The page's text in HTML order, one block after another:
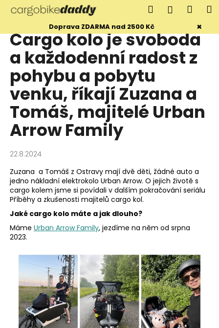
Doprava ZDARMA nad 2500 Kč ×
Hledat
košík
Cargo kolo je svoboda
a každodenní radost z
pohybu a pobytu
venku, říkají Zuzana a
Tomáš, majitelé Urban
Arrow Family
22.8.2024
Zuzana a Tomáš z Ostravy mají dvě děti, žádné auto a
jedno nákladní elektrokolo Urban Arrow. O jejich životě s
cargo kolem jsme si povídali v dalším pokračování seriálu
Příběhy a zkušenosti majitelů cargo kol.
Jaké cargo kolo máte a jak dlouho?
Máme Urban Arrow Family, jezdíme na něm od srpna
2023.
š
C
o
p
o
t
ř
e
u
j
e
t
e
n
a
j